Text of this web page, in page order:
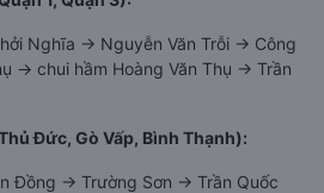
Nghĩa → Nguyễn Văn Trỗi → Công
→ chui hầm Hoàng Văn Thụ → Trần
Đức, Gò Vấp, Bình Thạnh):
Đồng → Trường Sơn → Trần Quốc